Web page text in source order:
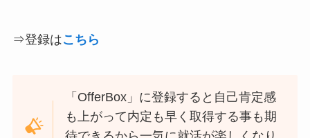
⇒登録はこちら
「OfferBox」に登録すると自己肯定感
も上がって内定も早く取得する事も期